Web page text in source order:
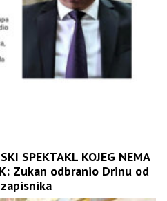
SPEKTAKL KOJEG NEMA
Zukan odbranio Drinu od